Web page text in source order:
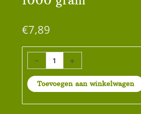
€7,89
-
Dogmeat
Paard-
1000
gram
aantal
+
Toevoegen aan winkelwagen